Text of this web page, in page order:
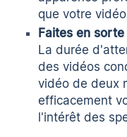
que votre
Faites en
La durée
des vidéos
vidéo de deux
efficacement
l'intérêt des